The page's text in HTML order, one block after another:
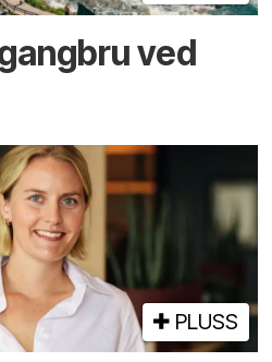
ved
PLUSS